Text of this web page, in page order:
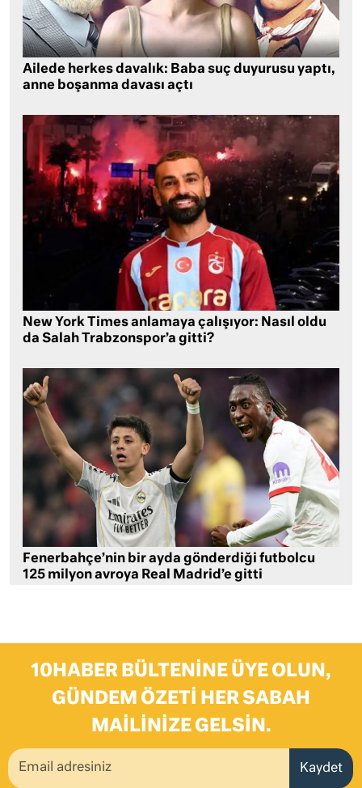
Ailede herkes davalık: Baba suç duyurusu yaptı,
anne boşanma davası açtı
New York Times anlamaya çalışıyor: Nasıl oldu
da Salah Trabzonspor’a gitti?
Fenerbahçe’nin bir ayda gönderdiği futbolcu
125 milyon avroya Real Madrid’e gitti
10HABER BÜLTENINE ÜYE OLUN,
GÜNDEM ÖZETI HER SABAH
MAILINIZE GELSIN.
Kaydet